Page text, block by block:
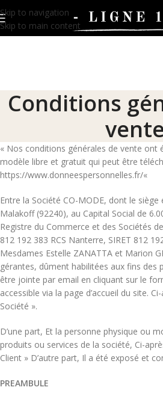
Skip to navigation
Skip to main content
Conditions
« Nos conditions générales de vente ont
modèle libre et gratuit qui peut être
https://www.donneespersonnelles.fr/«
Entre la Société CO-MODE, dont le
Malakoff (92240), au Capital Social de
Registre du Commerce et des Sociétés
812 192 383 RCS Nanterre, SIRET 812
Mesdames Estelle ZANATTA et Marion
gérantes, dûment habilitées aux fins des
être jointe par email en cliquant sur le
accessible via la page d’accueil du site.
Société ».
D’une part, Et la personne physique ou
produits ou services de la société, Ci-
Client » D’autre part, Il a été exposé et
PREAMBULE